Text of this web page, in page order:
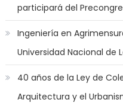
participará del
Ingeniería en
Universidad Nacional de
40 años de la Ley de
Arquitectura y el